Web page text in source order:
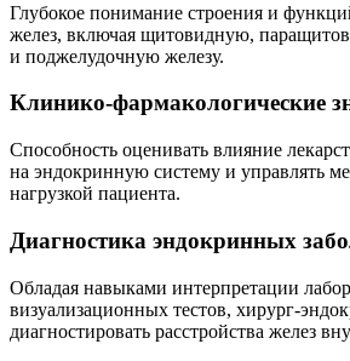
Глубокое понимание строения и
желез, включая щитовидную,
и поджелудочную железу.
Клинико-фармакологические
Способность оценивать влияние
на эндокринную систему и управлять
нагрузкой пациента.
Диагностика эндокринных
Обладая навыками интерпретации
визуализационных тестов, хирург-
диагностировать расстройства желез